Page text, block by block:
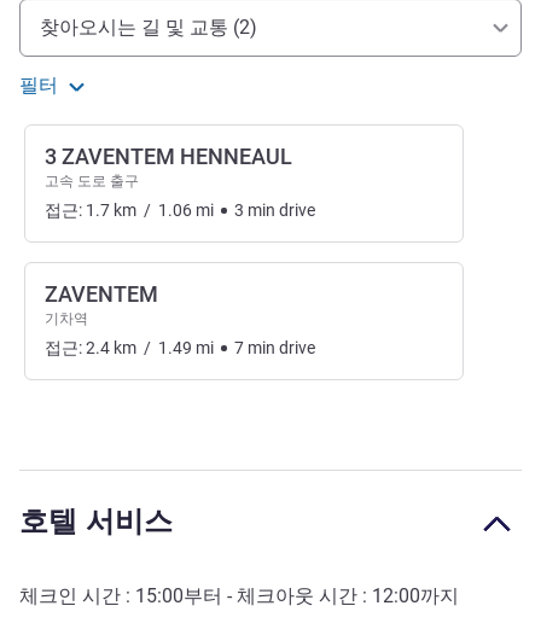
호텔 접근 및 교통
찾아오시는 길 및 교통 (2)
필터
3 ZAVENTEM HENNEAUL
고속 도로 출구
접근: 1.7 km / 1.06 mi 3 min drive
ZAVENTEM
기차역
접근:2.4 km / 1.49 mi 7 min drive
호텔 서비스
체크인 시간 : 15:00부터 - 체크아웃 시간 : 12:00까지